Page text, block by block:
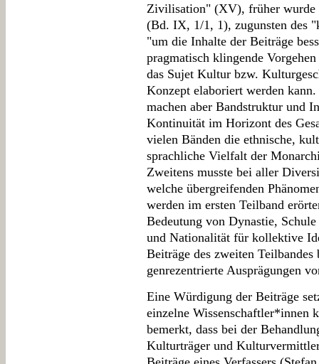
Zivilisation" (XV), früher wurde
(Bd. IX, 1/1, 1), zugunsten des
"um die Inhalte der Beiträge
pragmatisch klingende
das Sujet Kultur bzw.
Konzept elaboriert werden
machen aber Bandstruktur und
Kontinuität im Horizont des
vielen Bänden die ethnische,
sprachliche Vielfalt der
Zweitens musste bei aller
welche übergreifenden
werden im ersten Teilband
Bedeutung von Dynastie,
und Nationalität für kollektive
Beiträge des zweiten
genrezentrierte Ausprägungen
Eine Würdigung der Beiträge
einzelne Wissenschaftler*innen
bemerkt, dass bei der
Kulturträger und